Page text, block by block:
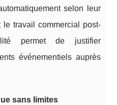
selon leur
le travail commercial post-
permet de justifier
événementiels auprès
sans limites